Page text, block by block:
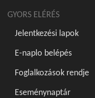
GYORS ELÉRÉS
Jelentkezési lapok
E-naplo belépés
Foglalkozások rendje
Eseménynaptár